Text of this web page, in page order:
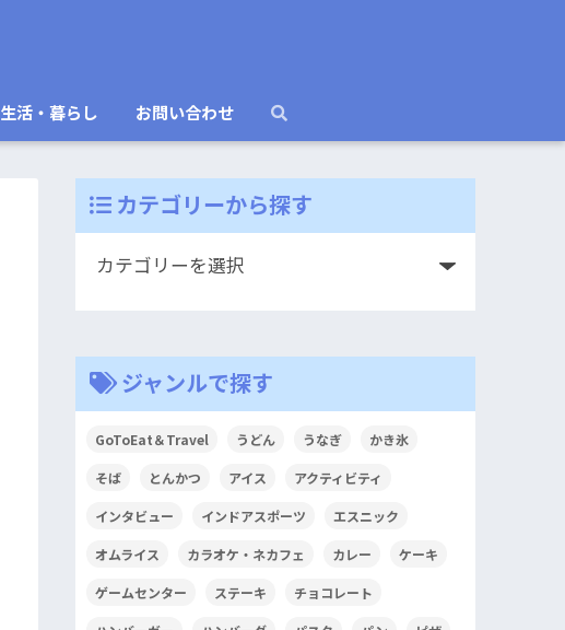
生活・暮らし お問い合わせ
カテゴリーから探す
ジャンルで探す
GoToEat＆Travel うどん うなぎ かき氷
そば とんかつ アイス アクティビティ
インタビュー インドアスポーツ エスニック
オムライス カラオケ・ネカフェ カレー ケーキ
ゲームセンター ステーキ チョコレート